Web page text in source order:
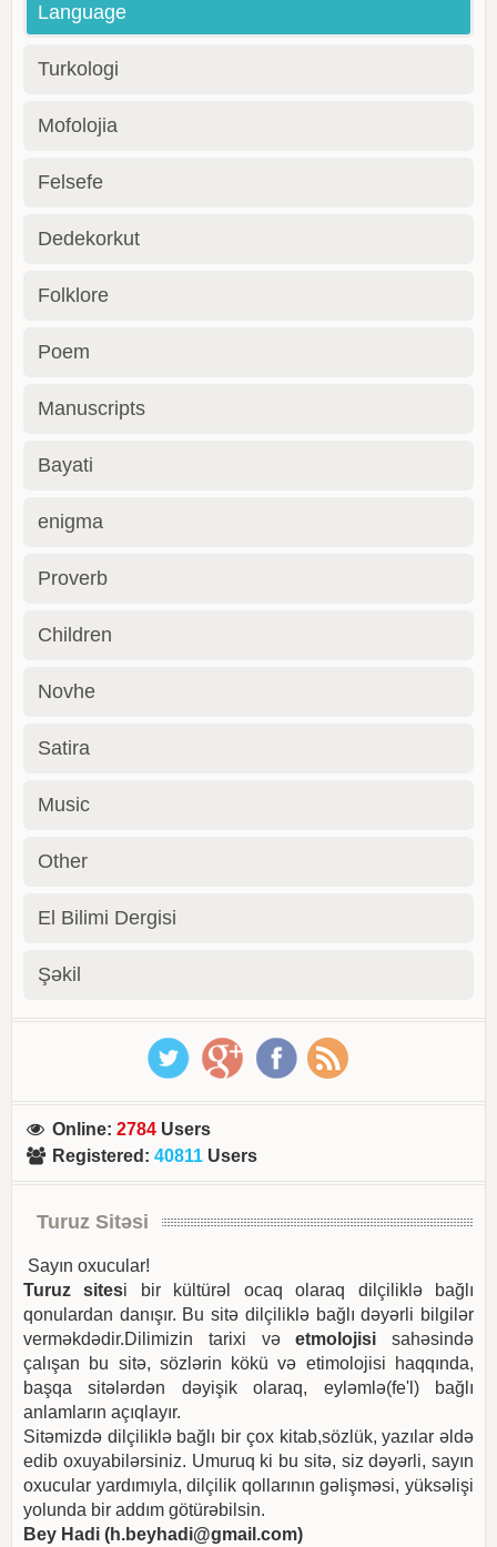
Language
Turkologi
Mofolojia
Felsefe
Dedekorkut
Folklore
Poem
Manuscripts
Bayati
enigma
Proverb
Children
Novhe
Satira
Music
Other
El Bilimi Dergisi
Şəkil
Online:2784 Users
Registered :40811 Users
Turuz Sitəsi
Sayın oxucular!
Turuz sitesi bir kültürəl ocaq olaraq dilçiliklə bağlı
qonulardan danışır. Bu sitə dilçiliklə bağlı dəyərli bilgilər
verməkdədir.Dilimizin tarixi vəetmolojisi sahəsində
çalışan bu sitə, sözlərin kökü və etimolojisi haqqında,
başqa sitələrdən dəyişik olaraq, eyləmlə(fe'l) bağlı
anlamların açıqlayır.
Sitəmizdə dilçiliklə bağlı bir çox kitab,sözlük, yazılar əldə
edib oxuyabilərsiniz. Umuruq ki bu sitə, siz dəyərli, sayın
oxucular yardımıyla, dilçilik qollarının gəlişməsi, yüksəlişi
yolunda bir addım götürəbilsin.
Bey Hadi (h.beyhadi@gmail.com)